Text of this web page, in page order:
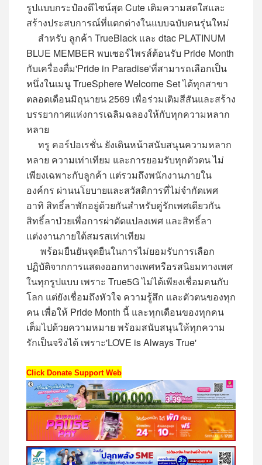
รูปแบบกระป๋องดีไซน์สุด Cute เติมความสดใสและ
สร้างประสบการณ์ที่แตกต่างในแบบฉบับคนรุ่นใหม่
สำหรับ ลูกค้า TrueBlack และ dtac PLATINUM
BLUE MEMBER พบเซอร์ไพรส์ต้อนรับ Pride Month
กับเครื่องดื่ม'Pride in Paradise'ที่สามารถเลือกเป็น
หนึ่งในเมนู TrueSphere Welcome Set ได้ทุกสาขา
ตลอดเดือนมิถุนายน 2569 เพื่อร่วมเติมสีสันและสร้าง
บรรยากาศแห่งการเฉลิมฉลองให้กับทุกความหลาก
หลาย
ทรู คอร์ปอเรชั่น ยังเดินหน้าสนับสนุนความหลาก
หลาย ความเท่าเทียม และการยอมรับทุกตัวตน ไม่
เพียงเฉพาะกับลูกค้า แต่รวมถึงพนักงานภายใน
องค์กร ผ่านนโยบายและสวัสดิการที่ไม่จำกัดเพศ
อาทิ สิทธิ์ลาพักอยู่ด้วยกันสำหรับคู่รักเพศเดียวกัน
สิทธิ์ลาป่วยเพื่อการผ่าตัดแปลงเพศ และสิทธิ์ลา
แต่งงานภายใต้สมรสเท่าเทียม
พร้อมยืนยันจุดยืนในการไม่ยอมรับการเลือก
ปฏิบัติจากการแสดงออกทางเพศหรือรสนิยมทางเพศ
ในทุกรูปแบบ เพราะ True5G ไม่ได้เพียงเชื่อมคนกับ
โลก แต่ยังเชื่อมถึงหัวใจ ความรู้สึก และตัวตนของทุก
คน เพื่อให้ Pride Month นี้ และทุกเดือนของทุกคน
เต็มไปด้วยความหมาย พร้อมสนับสนุนให้ทุกความ
รักเป็นจริงได้ เพราะ'LOVE is Always True'
Click Donate Support Web